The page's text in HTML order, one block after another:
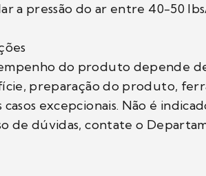
a pressão do ar entre 40-50
do produto depende
preparação do produto,
excepcionais. Não é
de dúvidas, contate o